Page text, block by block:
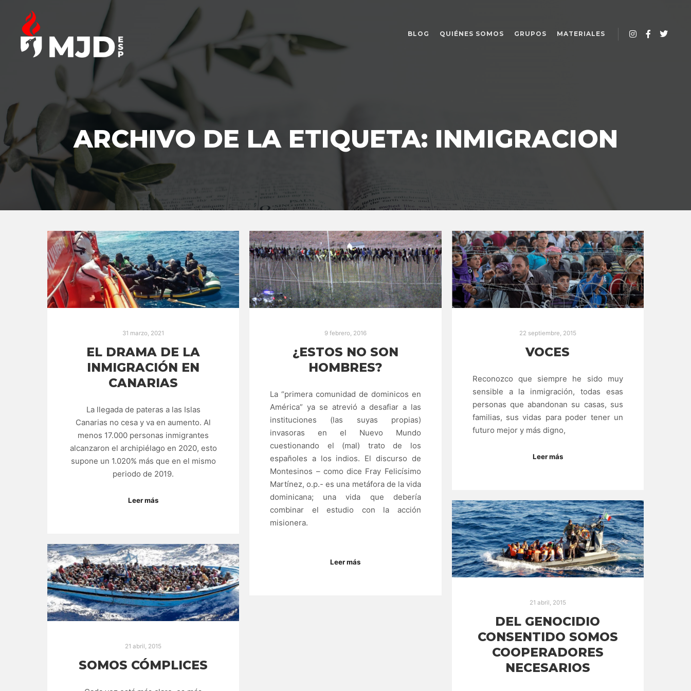
BLOG QUIÉNES SOMOS GRUPOS MATERIALES
ARCHIVO DE LA ETIQUETA: INMIGRACION
31 marzo, 2021
EL DRAMA DE LA
INMIGRACIÓN EN
CANARIAS
La llegada de pateras a las Islas
Canarias no cesa y va en aumento. Al
menos 17.000 personas inmigrantes
alcanzaron el archipiélago en 2020, esto
supone un 1.020% más que en el mismo
periodo de 2019.
Leer más
9 febrero, 2016
¿ESTOS NO SON
HOMBRES?
La “primera comunidad de dominicos en
América” ya se atrevió a desafiar a las
instituciones (las suyas propias)
invasoras en el Nuevo Mundo
cuestionando el (mal) trato de los
españoles a los indios. El discurso de
Montesinos – como dice Fray Felicísimo
Martínez, o.p.- es una metáfora de la vida
dominicana; una vida que debería
combinar el estudio con la acción
misionera.
Leer más
22 septiembre, 2015
VOCES
Reconozco que siempre he sido muy
sensible a la inmigración, todas esas
personas que abandonan su casas, sus
familias, sus vidas para poder tener un
futuro mejor y más digno,
Leer más
21 abril, 2015
DEL GENOCIDIO
CONSENTIDO SOMOS
COOPERADORES
NECESARIOS
21 abril, 2015
SOMOS CÓMPLICES